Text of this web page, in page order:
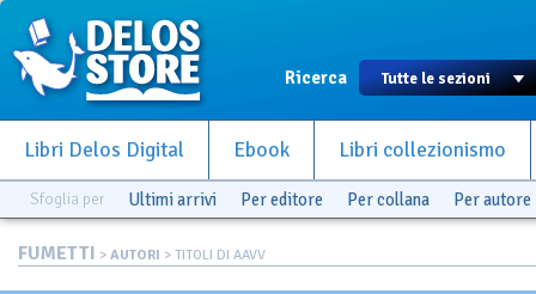
Ricerca
Libri Delos Digital Ebook Libri collezionismo
Sfoglia per Ultimi arrivi Per editore Per collana Per autore
FUMETTI > AUTORI > TITOLI DI AAVV